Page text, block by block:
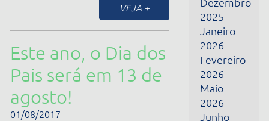
VEJA +
Desejamos a todos
um caloroso Dia
Internacional da